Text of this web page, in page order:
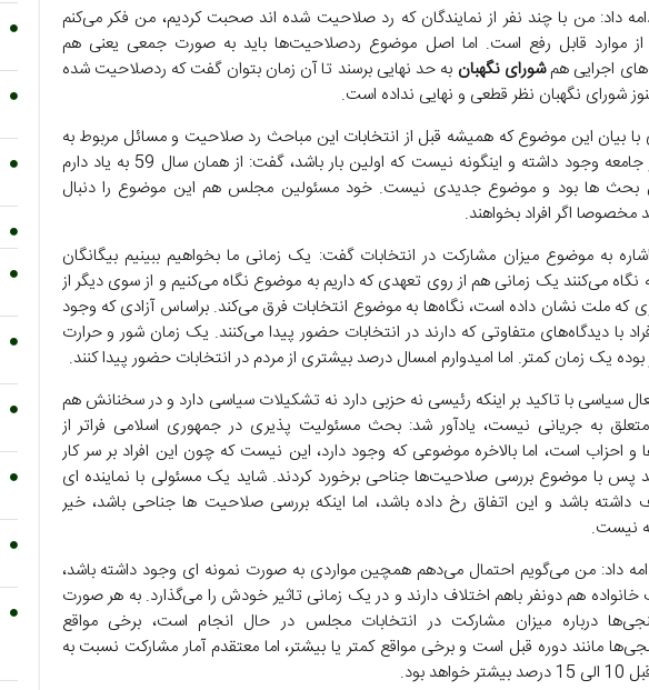
داد: من با چند نفر از نمایندگان که رد صلاحیت شده اند صحبت کردیم، من فکر می‌کنم
موارد قابل رفع است. اما اصل موضوع ردصلاحیت‌ها باید به صورت جمعی یعنی هم
اجرایی همشورای نگهبان به حد نهایی برسند تا آن زمان بتوان گفت که ردصلاحیت شده
شورای نگهبان نظر قطعی و نهایی نداده است.
با بیان این موضوع که همیشه قبل از انتخابات این مباحث رد صلاحیت و مسائل مربوط به
آن در جامعه وجود داشته و اینگونه نیست که اولین بار باشد، گفت: از همان سال 59 به یاد دارم
بحث ها بود و موضوع جدیدی نیست. خود مسئولین مجلس هم این موضوع را دنبال
مخصوصا اگر افراد بخواهند.
به موضوع میزان مشارکت در انتخابات گفت: یک زمانی ما بخواهیم ببینیم بیگانگان
نگاه می‌کنند یک زمانی هم از روی تعهدی که داریم به موضوع نگاه می‌کنیم و از سوی دیگر از
که ملت نشان داده است، نگاه‌ها به موضوع انتخابات فرق می‌کند. براساس آزادی که وجود
با دیدگاه‌های متفاوتی که دارند در انتخابات حضور پیدا می‌کنند. یک زمان شور و حرارت
یک زمان کمتر. اما امیدوارم امسال درصد بیشتری از مردم در انتخابات حضور پیدا کنند.
سیاسی با تاکید بر اینکه رئیسی نه حزبی دارد نه تشکیلات سیاسی دارد و در سخنانش هم
به جریانی نیست، یادآور شد: بحث مسئولیت پذیری در جمهوری اسلامی فراتر از
و احزاب است، اما بالاخره موضوعی که وجود دارد، این نیست که چون این افراد بر سر کار
پس با موضوع بررسی صلاحیت‌ها جناحی برخورد کردند. شاید یک مسئولی با نماینده ای
داشته باشد و این اتفاق رخ داده باشد، اما اینکه بررسی صلاحیت ها جناحی باشد، خیر
نیست.
داد: من می‌گویم احتمال می‌دهم همچین مواردی به صورت نمونه ای وجود داشته باشد،
هم دونفر باهم اختلاف دارند و در یک زمانی تاثیر خودش را می‌گذارد. به هر صورت
درباره میزان مشارکت در انتخابات مجلس در حال انجام است، برخی مواقع
مانند دوره قبل است و برخی مواقع کمتر یا بیشتر، اما معتقدم آمار مشارکت نسبت به
خواهد بود.